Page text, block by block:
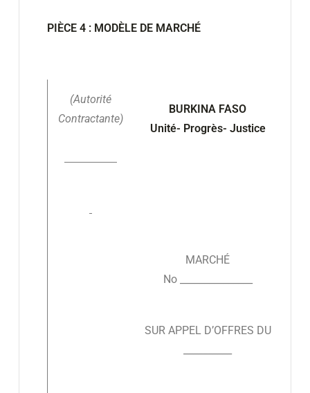
PIÈCE 4 : MODÈLE DE MARCHÉ
(Autorité
Contractante)
BURKINA FASO
Unité- Progrès- Justice
MARCHÉ
No _______________
SUR APPEL D’OFFRES DU